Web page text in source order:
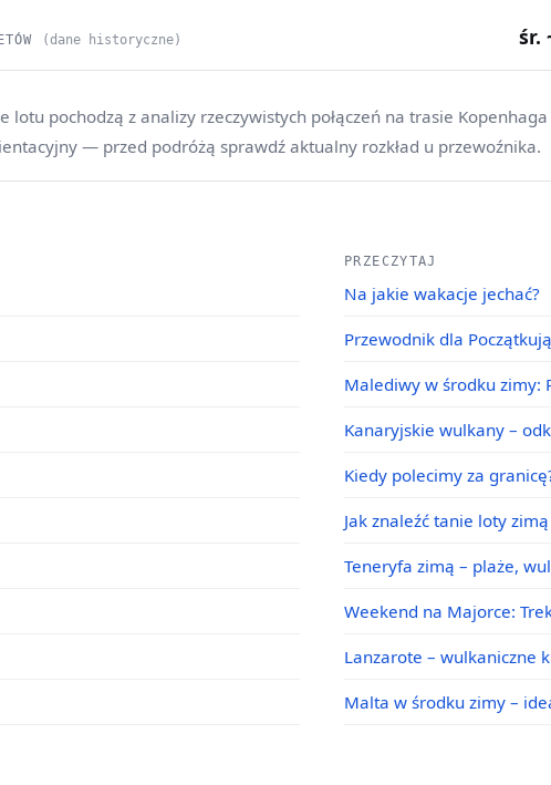
(dane historyczne) śr.
lotu pochodzą z analizy rzeczywistych połączeń na trasie
— przed podróżą sprawdź aktualny rozkład u przewoźnika.
PRZECZYTAJ
Na jakie wakacje jechać?
Przewodnik dla
Malediwy w środku zimy:
Kanaryjskie wulkany –
Kiedy polecimy za
Jak znaleźć tanie loty
Teneryfa zimą – plaże,
Weekend na Majorce:
Lanzarote – wulkaniczne
Malta w środku zimy –